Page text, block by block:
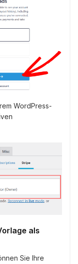
WordPress-
als
Sie Ihre